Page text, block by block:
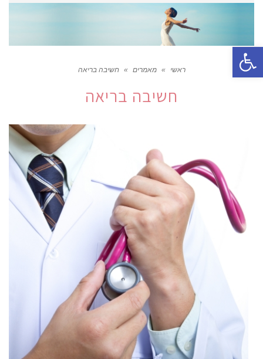
פתח סרגל נגישות
ראשי » מאמרים » חשיבה בריאה
חשיבה בריאה